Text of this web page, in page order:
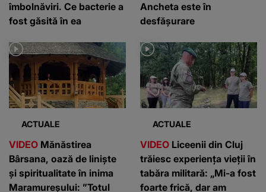
îmbolnăviri. Ce bacterie a
fost găsită în ea
Ancheta este în
desfășurare
ACTUALE
VIDEO Mănăstirea
Bârsana, oază de liniște
și spiritualitate în inima
Maramureșului: ”Totul
ACTUALE
VIDEO Liceenii din Cluj
trăiesc experiența vieții în
tabăra militară: „Mi-a fost
foarte frică, dar am